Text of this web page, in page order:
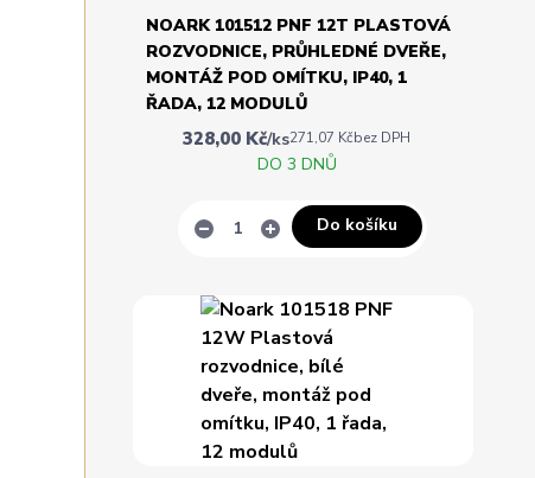
NOARK 101512 PNF 12T PLASTOVÁ
ROZVODNICE, PRŮHLEDNÉ DVEŘE,
MONTÁŽ POD OMÍTKU, IP40, 1
ŘADA, 12 MODULŮ
328,00 Kč/ks271,07 Kčbez DPH
DO 3 DNŮ
Do košíku